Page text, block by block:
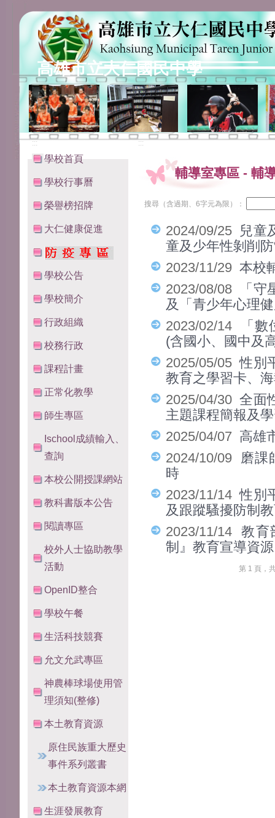
高雄市立大仁國民中學
:::
學校首頁
學校行事曆
榮譽榜招牌
大仁健康促進
學校公告
學校簡介
行政組織
校務行政
課程計畫
正常化教學
師生專區
Ischool成績輸入、
查詢
本校公開授課網站
教科書版本公告
閱讀專區
校外人士協助教學
活動
OpenID整合
學校午餐
生活科技競賽
允文允武專區
神農棒球場使用管
理須知(整修)
本土教育資源
原住民族重大歷史
事件系列叢書
本土教育資源本網
生涯發展教育
:::
輔導室專區 - 輔
搜尋（含過期、6字元為限）：
2024/09/25
兒童
童及少年性剝削
2023/11/29 本校
2023/08/08
「
及「青少年心理
2023/02/14
「
(含國小、國中及
2025/05/05性別
教育之學習卡、
2025/04/30全面
主題課程簡報及
2025/04/07 高雄
2024/10/09 磨課
時
2023/11/14性別
及跟蹤騷擾防制
2023/11/14教育
制』教育宣導資
第 1 頁，